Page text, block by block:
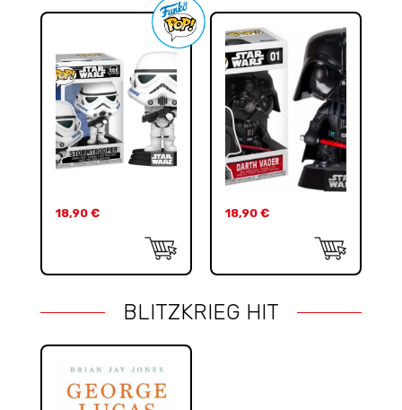
18,90 € 18,90 €
BLITZKRIEG HIT